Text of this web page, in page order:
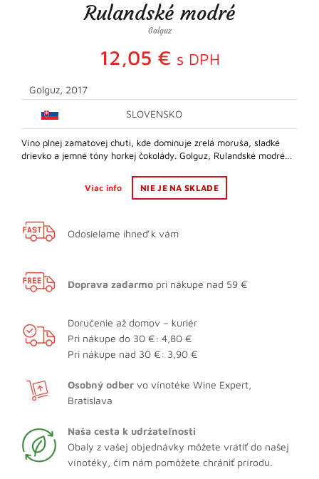
Rulandské modré
Golguz
12,05 € s DPH
Golguz, 2017
SLOVENSKO
Víno plnej zamatovej chuti, kde dominuje zrelá moruša, sladké
drievko a jemné tóny horkej čokolády. Golguz, Rulandské modré…
Viac info NIE JE NA SKLADE
Odosielame ihneď k vám
Doprava zadarmo pri nákupe nad 59 €
Doručenie až domov – kuriér
Pri nákupe do 30 €: 4,80 €
Pri nákupe nad 30 €: 3,90 €
Osobný odber vo vínotéke Wine Expert,
Bratislava
Naša cesta k udržateľnosti
Obaly z vašej objednávky môžete vrátiť do našej
vínotéky, čím nám pomôžete chrániť prírodu.